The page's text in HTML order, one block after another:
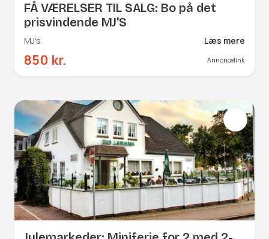
FÅ VÆRELSER TIL SALG: Bo på det
prisvindende MJ'S
MJ's Læs mere
850 kr. Annoncelink